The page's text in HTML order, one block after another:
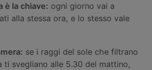
è la chiave: ogni giorno vai a
alla stessa ora, e lo stesso vale
se i raggi del sole che filtrano
ti svegliano alle 5.30 del mattino,